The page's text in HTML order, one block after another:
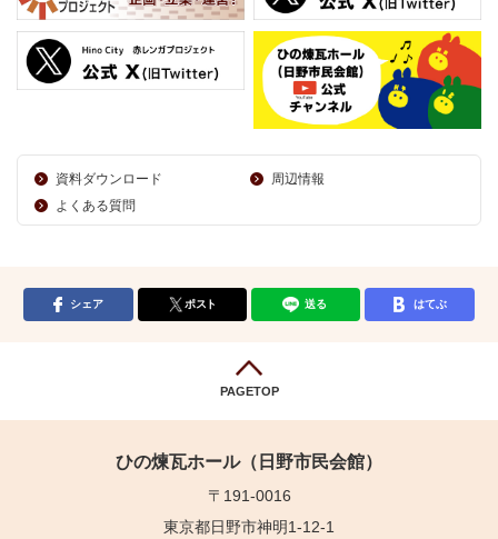
資料ダウンロード
周辺情報
よくある質問
シェア ポスト 送る はてぶ
PAGETOP
ひの煉瓦ホール（日野市民会館）
〒191-0016
東京都日野市神明1-12-1